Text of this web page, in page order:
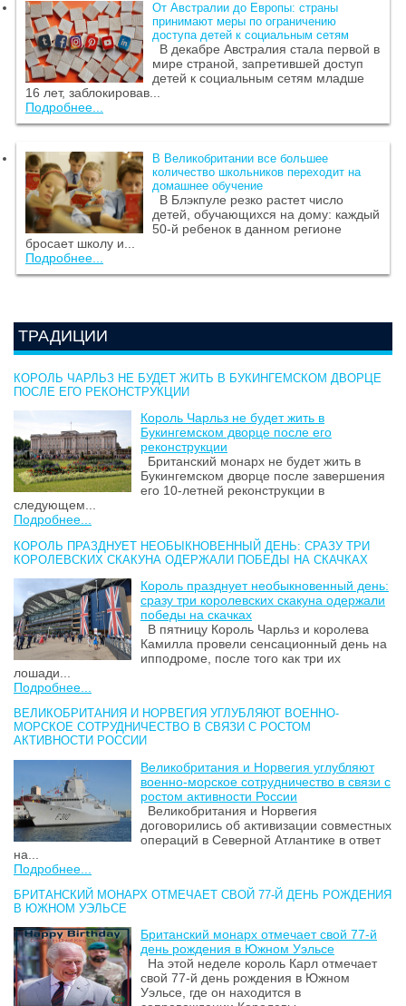
От Австралии до Европы: страны
принимают меры по ограничению
доступа детей к социальным сетям
В декабре Австралия стала первой в
мире страной, запретившей доступ
детей к социальным сетям младше
16 лет, заблокировав...
Подробнее...
В Великобритании все большее
количество школьников переходит на
домашнее обучение
В Блэкпуле резко растет число
детей, обучающихся на дому: каждый
50-й ребенок в данном регионе
бросает школу и...
Подробнее...
ТРАДИЦИИ
КОРОЛЬ ЧАРЛЬЗ НЕ БУДЕТ ЖИТЬ В БУКИНГЕМСКОМ ДВОРЦЕ
ПОСЛЕ ЕГО РЕКОНСТРУКЦИИ
Король Чарльз не будет жить в
Букингемском дворце после его
реконструкции
Британский монарх не будет жить в
Букингемском дворце после завершения
его 10-летней реконструкции в
следующем...
Подробнее...
КОРОЛЬ ПРАЗДНУЕТ НЕОБЫКНОВЕННЫЙ ДЕНЬ: СРАЗУ ТРИ
КОРОЛЕВСКИХ СКАКУНА ОДЕРЖАЛИ ПОБЕДЫ НА СКАЧКАХ
Король празднует необыкновенный день:
сразу три королевских скакуна одержали
победы на скачках
В пятницу Король Чарльз и королева
Камилла провели сенсационный день на
ипподроме, после того как три их
лошади...
Подробнее...
ВЕЛИКОБРИТАНИЯ И НОРВЕГИЯ УГЛУБЛЯЮТ ВОЕННО-
МОРСКОЕ СОТРУДНИЧЕСТВО В СВЯЗИ С РОСТОМ
АКТИВНОСТИ РОССИИ
Великобритания и Норвегия углубляют
военно-морское сотрудничество в связи с
ростом активности России
Великобритания и Норвегия
договорились об активизации совместных
операций в Северной Атлантике в ответ
на...
Подробнее...
БРИТАНСКИЙ МОНАРХ ОТМЕЧАЕТ СВОЙ 77-Й ДЕНЬ РОЖДЕНИЯ
В ЮЖНОМ УЭЛЬСЕ
Британский монарх отмечает свой 77-й
день рождения в Южном Уэльсе
На этой неделе король Карл отмечает
свой 77-й день рождения в Южном
Уэльсе, где он находится в